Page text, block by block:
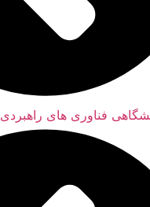
فناوری های راهبردی